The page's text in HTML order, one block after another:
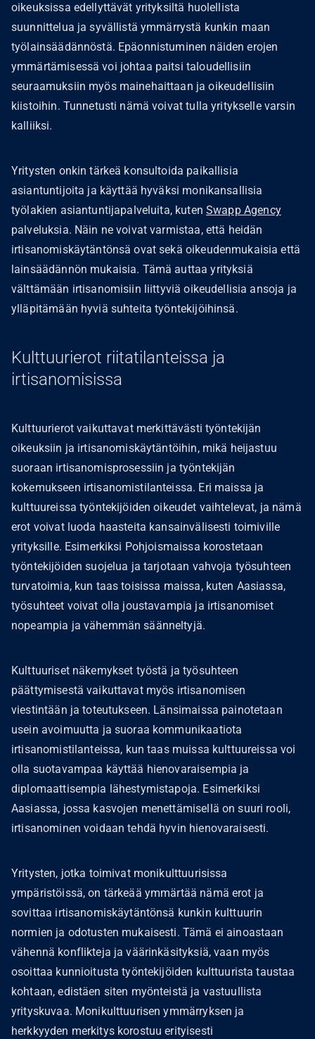
oikeuksissa edellyttävät yrityksiltä huolellista
suunnittelua ja syvällistä ymmärrystä kunkin maan
työlainsäädännöstä. Epäonnistuminen näiden erojen
ymmärtämisessä voi johtaa paitsi taloudellisiin
seuraamuksiin myös mainehaittaan ja oikeudellisiin
kiistoihin. Tunnetusti nämä voivat tulla yritykselle varsin
kalliiksi.
Yritysten onkin tärkeä konsultoida paikallisia
asiantuntijoita ja käyttää hyväksi monikansallisia
työlakien asiantuntijapalveluita, kuten Swapp Agency
palveluksia. Näin ne voivat varmistaa, että heidän
irtisanomiskäytäntönsä ovat sekä oikeudenmukaisia että
lainsäädännön mukaisia. Tämä auttaa yrityksiä
välttämään irtisanomisiin liittyviä oikeudellisia ansoja ja
ylläpitämään hyviä suhteita työntekijöihinsä.
Kulttuurierot riitatilanteissa ja
irtisanomisissa
Kulttuurierot vaikuttavat merkittävästi työntekijän
oikeuksiin ja irtisanomiskäytäntöihin, mikä heijastuu
suoraan irtisanomisprosessiin ja työntekijän
kokemukseen irtisanomistilanteissa. Eri maissa ja
kulttuureissa työntekijöiden oikeudet vaihtelevat, ja nämä
erot voivat luoda haasteita kansainvälisesti toimiville
yrityksille. Esimerkiksi Pohjoismaissa korostetaan
työntekijöiden suojelua ja tarjotaan vahvoja työsuhteen
turvatoimia, kun taas toisissa maissa, kuten Aasiassa,
työsuhteet voivat olla joustavampia ja irtisanomiset
nopeampia ja vähemmän säänneltyjä.
Kulttuuriset näkemykset työstä ja työsuhteen
päättymisestä vaikuttavat myös irtisanomisen
viestintään ja toteutukseen. Länsimaissa painotetaan
usein avoimuutta ja suoraa kommunikaatiota
irtisanomistilanteissa, kun taas muissa kulttuureissa voi
olla suotavampaa käyttää hienovaraisempia ja
diplomaattisempia lähestymistapoja. Esimerkiksi
Aasiassa, jossa kasvojen menettämisellä on suuri rooli,
irtisanominen voidaan tehdä hyvin hienovaraisesti.
Yritysten, jotka toimivat monikulttuurisissa
ympäristöissä, on tärkeää ymmärtää nämä erot ja
sovittaa irtisanomiskäytäntönsä kunkin kulttuurin
normien ja odotusten mukaisesti. Tämä ei ainoastaan
vähennä konflikteja ja väärinkäsityksiä, vaan myös
osoittaa kunnioitusta työntekijöiden kulttuurista taustaa
kohtaan, edistäen siten myönteistä ja vastuullista
yrityskuvaa. Monikulttuurisen ymmärryksen ja
herkkyyden merkitys korostuu erityisesti